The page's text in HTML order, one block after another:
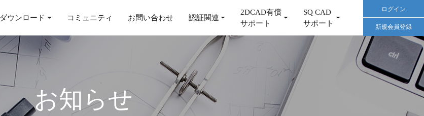
ダウンロード コミュニティ お問い合わせ 認証関連
2DCAD有償
サポート
SQ CAD
サポート
ログイン
新規会員登録
お知らせ